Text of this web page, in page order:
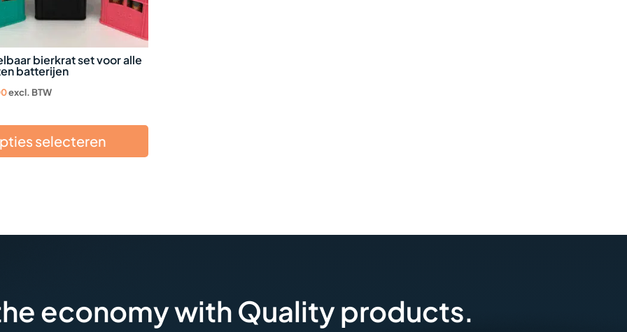
bierkrat set voor alle
batterijen
excl. BTW
selecteren
economy with Quality products.